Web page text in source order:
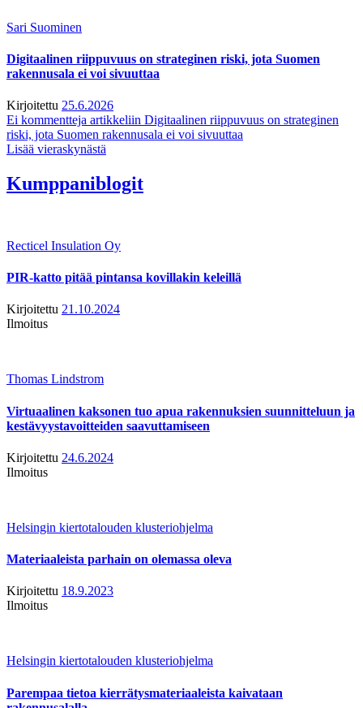
Sari Suominen
Digitaalinen riippuvuus on strateginen riski, jota Suomen
rakennusala ei voi sivuuttaa
Kirjoitettu 25.6.2026
Ei kommentteja artikkeliin Digitaalinen riippuvuus on strateginen
riski, jota Suomen rakennusala ei voi sivuuttaa
Lisää vieraskynästä
Kumppaniblogit
Recticel Insulation Oy
PIR-katto pitää pintansa kovillakin keleillä
Kirjoitettu 21.10.2024
Ilmoitus
Thomas Lindstrom
Virtuaalinen kaksonen tuo apua rakennuksien suunnitteluun ja
kestävyystavoitteiden saavuttamiseen
Kirjoitettu 24.6.2024
Ilmoitus
Helsingin kiertotalouden klusteriohjelma
Materiaaleista parhain on olemassa oleva
Kirjoitettu 18.9.2023
Ilmoitus
Helsingin kiertotalouden klusteriohjelma
Parempaa tietoa kierrätysmateriaaleista kaivataan